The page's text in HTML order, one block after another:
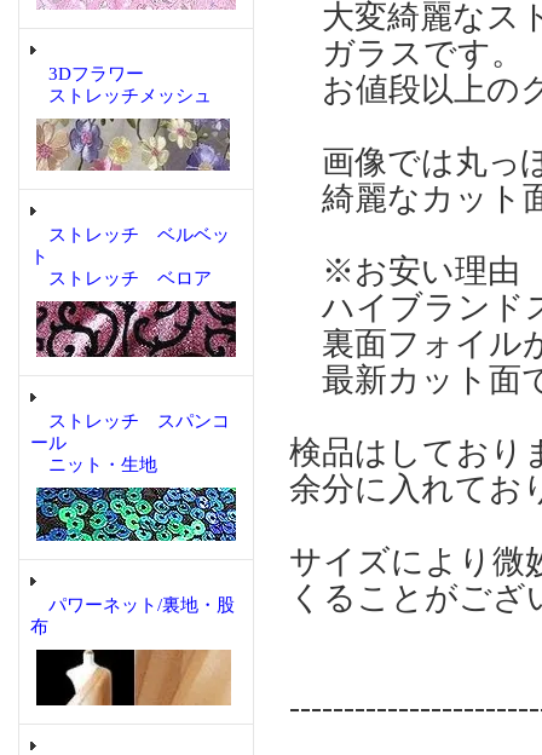
3Dフラワー
ストレッチメッシュ
ストレッチ ベルベッ
ト
ストレッチ ベロア
ストレッチ スパンコ
ール
ニット・生地
パワーネット/裏地・股
布
大変綺麗なス
ガラスです。
お値段以上の
画像では丸っ
綺麗なカット
※お安い理由
ハイブランド
裏面フォイル
最新カット面
検品はしており
余分に入れてお
サイズにより微
くることがござ